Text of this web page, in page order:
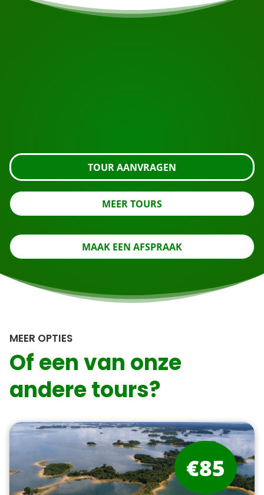
TOUR AANVRAGEN
MEER TOURS
MAAK EEN AFSPRAAK
MEER OPTIES
Of een van onze
andere tours?
€85